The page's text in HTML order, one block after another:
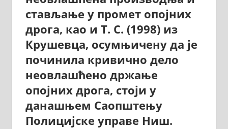
стављање у промет опојних
дрога, као и Т. С. (1998) из
Крушевца, осумњичену да је
починила кривично дело
неовлашћено држање
опојних дрога, стоји у
данашњем Саопштењу
Полицијске управе Ниш.